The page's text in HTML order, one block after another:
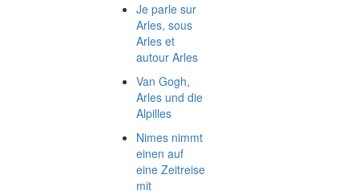
Je parle sur
Arles, sous
Arles et
autour Arles
Van Gogh,
Arles und die
Alpilles
Nimes nimmt
einen auf
eine Zeitreise
mit